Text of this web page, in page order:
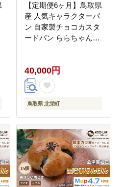
【定期便6ヶ月】鳥取県
産 人気キャラクターパ
ン 自家製チョコカスタ
ードパン ららちゃんの
40,000円
鳥取県 北栄町